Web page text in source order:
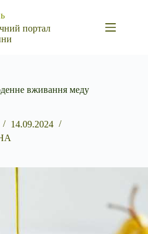
портал
вживання меду
14.09.2024